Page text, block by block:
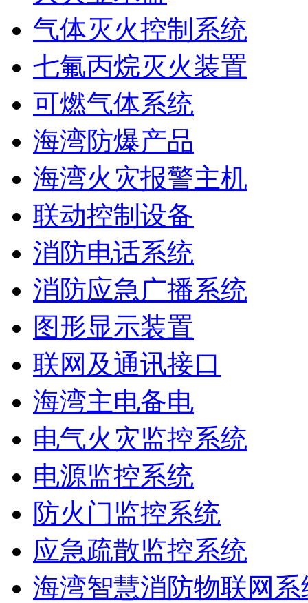
气体灭火控制系统
七氟丙烷灭火装置
可燃气体系统
海湾防爆产品
海湾火灾报警主机
联动控制设备
消防电话系统
消防应急广播系统
图形显示装置
联网及通讯接口
海湾主电备电
电气火灾监控系统
电源监控系统
防火门监控系统
应急疏散监控系统
海湾智慧消防物联网系